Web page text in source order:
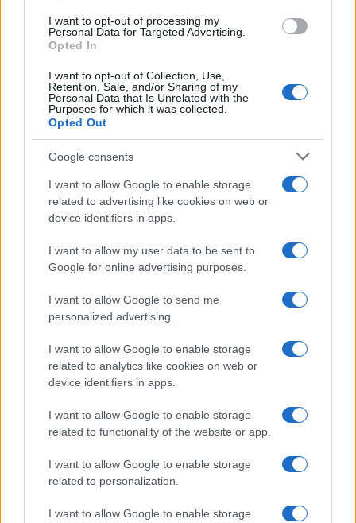
I want to opt-out of processing my
Personal Data for Targeted Advertising.
Opted In
I want to opt-out of Collection, Use,
Retention, Sale, and/or Sharing of my
Personal Data that Is Unrelated with the
Purposes for which it was collected.
Opted Out
Google consents
I want to allow Google to enable storage
related to advertising like cookies on web or
device identifiers in apps.
I want to allow my user data to be sent to
Google for online advertising purposes.
I want to allow Google to send me
personalized advertising.
I want to allow Google to enable storage
related to analytics like cookies on web or
device identifiers in apps.
I want to allow Google to enable storage
related to functionality of the website or app.
I want to allow Google to enable storage
related to personalization.
I want to allow Google to enable storage
#Donald Trump